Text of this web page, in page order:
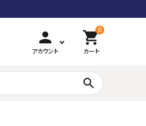
person
アカウント
0
shopping_cart
カート
search